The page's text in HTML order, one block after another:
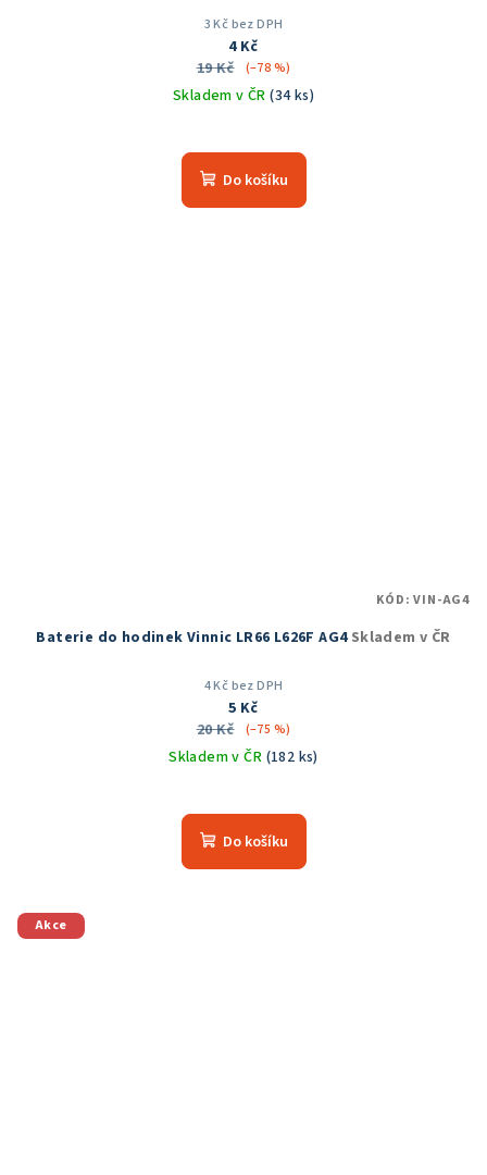
3 Kč bez DPH
4 Kč
19 Kč
(–78 %)
Skladem v ČR(34 ks)
Do košíku
Baterie do hodinek Vinnic LR66 L626F AG4Skladem v ČR
4 Kč bez DPH
5 Kč
20 Kč
(–75 %)
Skladem v ČR (182 ks)
Do košíku
KÓD:VIN-AG4
Akce